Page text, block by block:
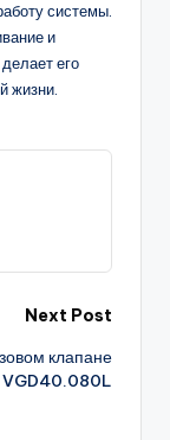
системы.
и
его
жизни.
Next Post
клапане
VGD40.080L